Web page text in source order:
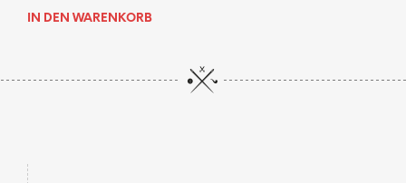
IN DEN WARENKORB